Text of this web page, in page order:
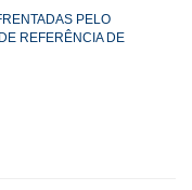
PELO
REFERÊNCIA DE